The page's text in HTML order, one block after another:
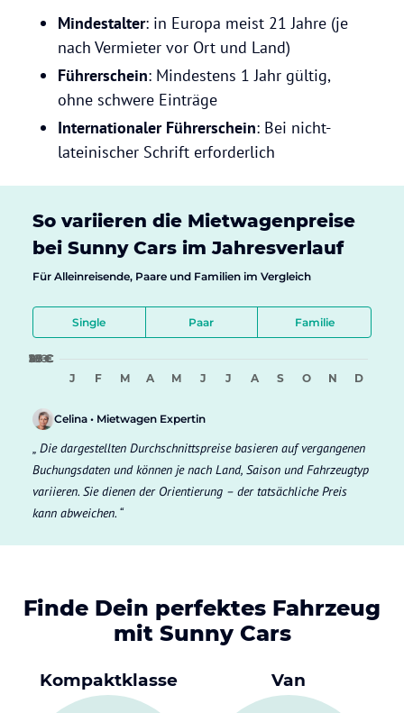
Mindestalter: in Europa meist 21 Jahre (je
nach Vermieter vor Ort und Land)
Führerschein: Mindestens 1 Jahr gültig,
ohne schwere Einträge
Internationaler Führerschein: Bei nicht-
lateinischer Schrift erforderlich
So variieren die Mietwagenpreise
bei Sunny Cars im Jahresverlauf
Für Alleinreisende, Paare und Familien im Vergleich
Single Paar Familie
9 €
18 €
27 €
36 €
45 €
J
F M A M J J A S O N D
Celina • Mietwagen Expertin
Die dargestellten Durchschnittspreise basieren auf vergangenen
Buchungsdaten und können je nach Land, Saison und Fahrzeugtyp
variieren. Sie dienen der Orientierung – der tatsächliche Preis
kann abweichen.
Finde Dein perfektes Fahrzeug
mit Sunny Cars
Kompaktklasse Van